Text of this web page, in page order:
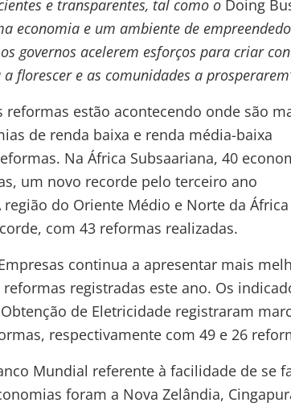
e transparentes, tal como o Doing
economia e um ambiente de
governos acelerem esforços para criar
florescer e as comunidades a
estão acontecendo onde são
de renda baixa e renda média-baixa
Na África Subsaariana, 40
um novo recorde pelo terceiro ano
do Oriente Médio e Norte da África
com 43 reformas realizadas.
continua a apresentar mais
registradas este ano. Os
de Eletricidade registraram
respectivamente com 49 e 26
Mundial referente à facilidade de se
foram a Nova Zelândia,